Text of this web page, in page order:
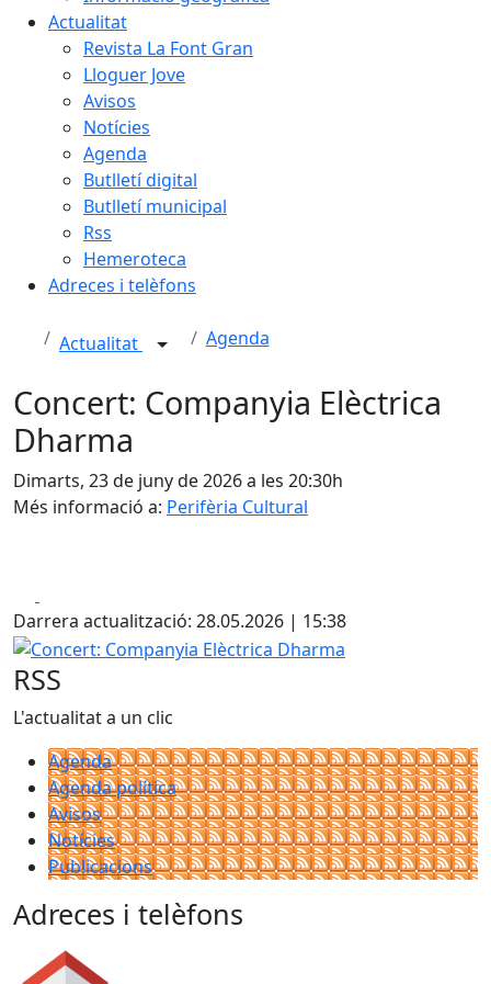
Actualitat
Revista La Font Gran
Lloguer Jove
Avisos
Notícies
Agenda
Butlletí digital
Butlletí municipal
Rss
Hemeroteca
Adreces i telèfons
Actualitat Agenda
Concert: Companyia Elèctrica
Dharma
Dimarts, 23 de juny de 2026 a les 20:30h
Més informació a: Perifèria Cultural
Darrera actualització: 28.05.2026 | 15:38
Concert: Companyia Elèctrica Dharma
RSS
L'actualitat a un clic
Agenda
Agenda política
Avisos
Notícies
Publicacions
Adreces i telèfons